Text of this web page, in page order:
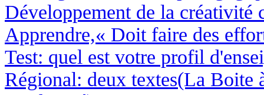
Développement de la créativité
Apprendre,« Doit faire des
Test: quel est votre profil
Régional: deux textes(La